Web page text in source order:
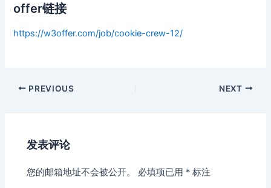
offer链接
https://w3offer.com/job/cookie-crew-12/
Post
PREVIOUS NEXT
发表评论
您的邮箱地址不会被公开。 必填项已用 * 标注